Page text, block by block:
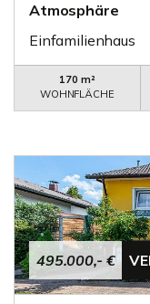
Atmosphäre
Einfamilienhaus
170 m²
WOHNFLÄCHE
495.000,- €